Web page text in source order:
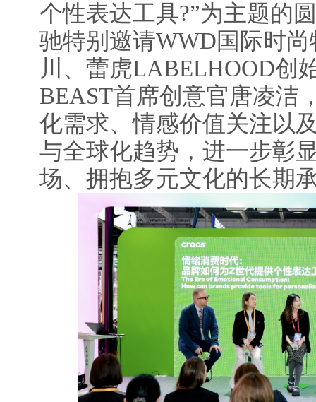
个性表达工具?”为主题的
驰特别邀请WWD国际时
川、蕾虎LABELHOOD创
BEAST首席创意官唐凌洁
化需求、情感价值关注以
与全球化趋势，进一步彰
场、拥抱多元文化的长期